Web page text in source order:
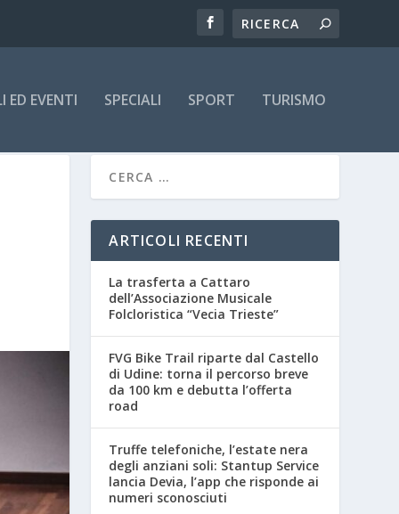
ED EVENTI SPECIALI SPORT TURISMO
ARTICOLI RECENTI
La trasferta a Cattaro
dell’Associazione Musicale
Folcloristica “Vecia Trieste”
FVG Bike Trail riparte dal Castello
di Udine: torna il percorso breve
da 100 km e debutta l’offerta
road
Truffe telefoniche, l’estate nera
degli anziani soli: Stantup Service
lancia Devia, l’app che risponde ai
numeri sconosciuti